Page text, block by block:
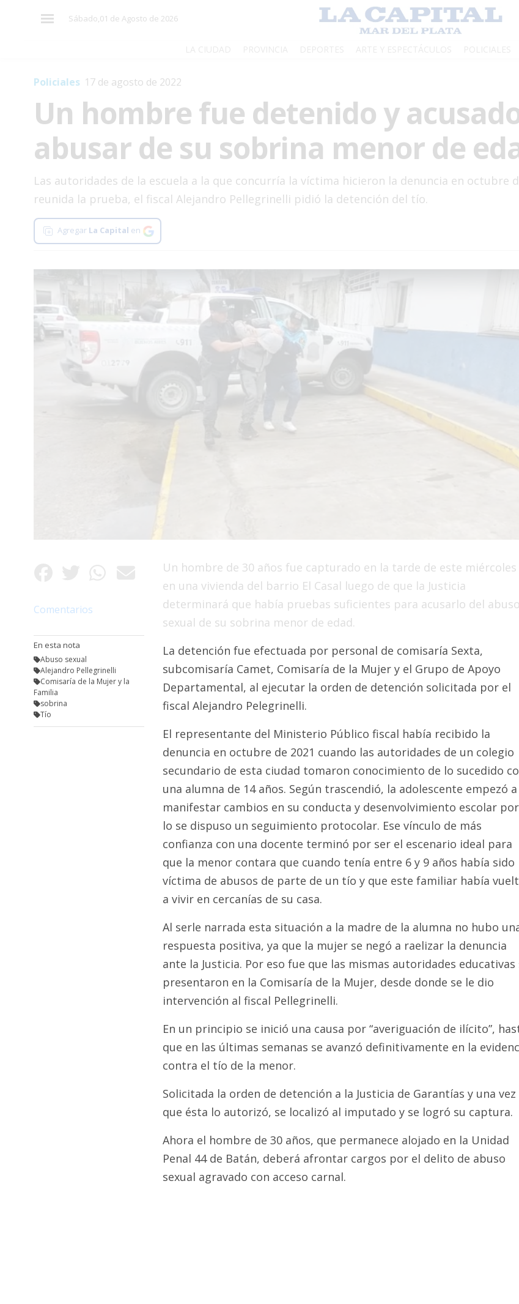
Sábado,01 de Agosto de 2026
Zona
Cultura
Tecnología
Gastronomía
Salud
Interés
General
Ciudad
Policiales 17 de agosto de 2022
Un hombre fue detenido y
abusar de su sobrina menor de
Las autoridades de la escuela a la que concurría la víctima hicieron la denuncia en octubre
reunida la prueba, el fiscal Alejandro Pellegrinelli pidió la detención del tío.
Agregar La Capital en
Comentarios
En esta nota
Abuso sexual
Alejandro Pellegrinelli
Comisaría de la Mujer y la
Familia
sobrina
Tío
Un hombre de 30 años fue capturado en la tarde de este miércoles
en una vivienda del barrio El Casal luego de que la Justicia
determinará que había pruebas suficientes para acusarlo del abuso
sexual de su sobrina menor de edad.
La detención fue efectuada por personal de comisaría Sexta,
subcomisaría Camet, Comisaría de la Mujer y el Grupo de Apoyo
Departamental, al ejecutar la orden de detención solicitada por el
fiscal Alejandro Pelegrinelli.
El representante del Ministerio Público fiscal había recibido la
denuncia en octubre de 2021 cuando las autoridades de un colegio
secundario de esta ciudad tomaron conocimiento de lo sucedido
una alumna de 14 años. Según trascendió, la adolescente empezó a
manifestar cambios en su conducta y desenvolvimiento escolar por
lo se dispuso un seguimiento protocolar. Ese vínculo de más
confianza con una docente terminó por ser el escenario ideal para
que la menor contara que cuando tenía entre 6 y 9 años había sido
víctima de abusos de parte de un tío y que este familiar había
a vivir en cercanías de su casa.
Al serle narrada esta situación a la madre de la alumna no hubo
respuesta positiva, ya que la mujer se negó a raelizar la denuncia
ante la Justicia. Por eso fue que las mismas autoridades educativas
presentaron en la Comisaría de la Mujer, desde donde se le dio
intervención al fiscal Pellegrinelli.
En un principio se inició una causa por “averiguación de ilícito”,
que en las últimas semanas se avanzó definitivamente en la
contra el tío de la menor.
Solicitada la orden de detención a la Justicia de Garantías y una vez
que ésta lo autorizó, se localizó al imputado y se logró su captura.
Ahora el hombre de 30 años, que permanece alojado en la Unidad
Penal 44 de Batán, deberá afrontar cargos por el delito de abuso
sexual agravado con acceso carnal.